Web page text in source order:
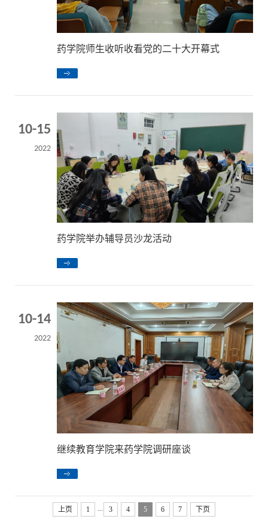
药学院师生收听收看党的二十大开幕式
10-15
2022
药学院举办辅导员沙龙活动
10-14
2022
继续教育学院来药学院调研座谈
上页 1 ... 3 4 5 6 7 下页